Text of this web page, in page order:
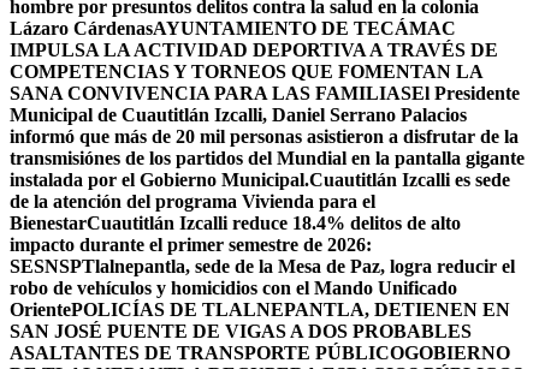
hombre por presuntos delitos contra la salud en la colonia
Lázaro CárdenasAYUNTAMIENTO DE TECÁMAC
IMPULSA LA ACTIVIDAD DEPORTIVA A TRAVÉS DE
COMPETENCIAS Y TORNEOS QUE FOMENTAN LA
SANA CONVIVENCIA PARA LAS FAMILIASEl Presidente
Municipal de Cuautitlán Izcalli, Daniel Serrano Palacios
informó que más de 20 mil personas asistieron a disfrutar de la
transmisiónes de los partidos del Mundial en la pantalla gigante
instalada por el Gobierno Municipal.Cuautitlán Izcalli es sede
de la atención del programa Vivienda para el
BienestarCuautitlán Izcalli reduce 18.4% delitos de alto
impacto durante el primer semestre de 2026:
SESNSPTlalnepantla, sede de la Mesa de Paz, logra reducir el
robo de vehículos y homicidios con el Mando Unificado
OrientePOLICÍAS DE TLALNEPANTLA, ​DETIENEN EN
SAN JOSÉ PUENTE DE VIGAS A DOS PROBABLES
ASALTANTES DE TRANSPORTE PÚBLICOGOBIERNO